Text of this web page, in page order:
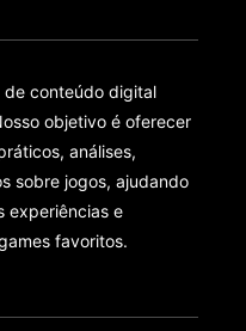
de conteúdo digital
objetivo é oferecer
análises,
sobre jogos, ajudando
experiências e
favoritos.